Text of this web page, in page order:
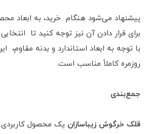
پیشنهاد می‌شود هنگام خرید، به ابعاد
برای قرار دادن آن نیز توجه کنید تا
با توجه به ابعاد استاندارد و بدنه مقاوم،
روزمره کاملاً مناسب است.
جمع‌بندی
قلک خرگوش زیباسازان یک محصول